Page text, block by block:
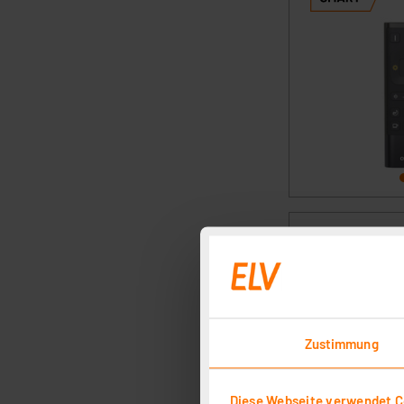
Zustimmung
Diese Webseite verwendet